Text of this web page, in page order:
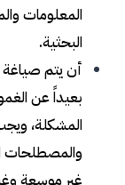
المعلومات
البحثية.
أن يتم
بعيداً عن
المشكلة،
والمصطلحات
غير موسعة